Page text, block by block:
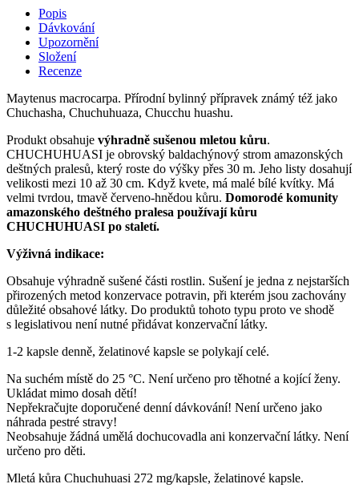
Popis
Dávkování
Upozornění
Složení
Recenze
Maytenus macrocarpa. Přírodní bylinný přípravek známý též jako
Chuchasha, Chuchuhuaza, Chucchu huashu.
Produkt obsahuje výhradně sušenou mletou kůru.
CHUCHUHUASI je obrovský baldachýnový strom amazonských
deštných pralesů, který roste do výšky přes 30 m. Jeho listy dosahují
velikosti mezi 10 až 30 cm. Když kvete, má malé bílé kvítky. Má
velmi tvrdou, tmavě červeno-hnědou kůru. Domorodé komunity
amazonského deštného pralesa používají kůru
CHUCHUHUASI po staletí.
Výživná indikace:
Obsahuje výhradně sušené části rostlin. Sušení je jedna z nejstarších
přirozených metod konzervace potravin, při kterém jsou zachovány
důležité obsahové látky. Do produktů tohoto typu proto ve shodě
s legislativou není nutné přidávat konzervační látky.
1-2 kapsle denně, želatinové kapsle se polykají celé.
Na suchém místě do 25 °C. Není určeno pro těhotné a kojící ženy.
Ukládat mimo dosah dětí!
Nepřekračujte doporučené denní dávkování! Není určeno jako
náhrada pestré stravy!
Neobsahuje žádná umělá dochucovadla ani konzervační látky. Není
určeno pro děti.
Mletá kůra Chuchuhuasi 272 mg/kapsle, želatinové kapsle.